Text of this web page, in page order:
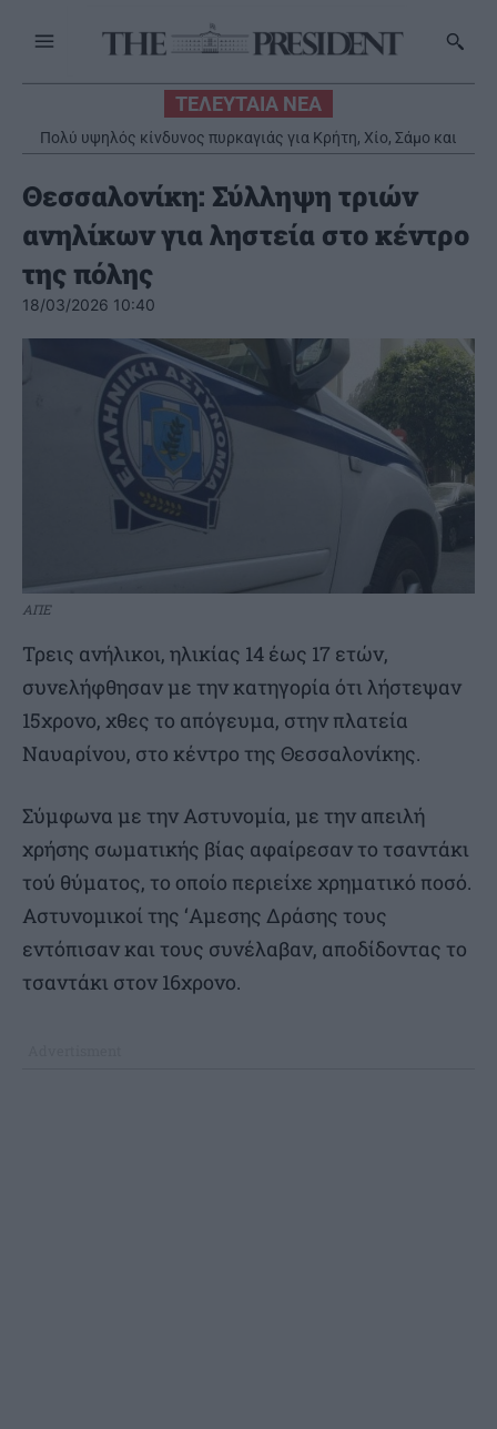
ΤΕΛΕΥΤΑΙΑ ΝΕΑ
Πολύ υψηλός κίνδυνος πυρκαγιάς για Κρήτη, Χίο, Σάμο και
Ικαρία – Σε «Red Code» παραμένει η Αττική
Θεσσαλονίκη: Σύλληψη τριών
ανηλίκων για ληστεία στο κέντρο
της πόλης
18/03/2026 10:40
ΑΠΕ
Τρεις ανήλικοι, ηλικίας 14 έως 17 ετών,
συνελήφθησαν με την κατηγορία ότι λήστεψαν
15χρονο, χθες το απόγευμα, στην πλατεία
Ναυαρίνου, στο κέντρο της Θεσσαλονίκης.
Σύμφωνα με την Αστυνομία, με την απειλή
χρήσης σωματικής βίας αφαίρεσαν το τσαντάκι
τού θύματος, το οποίο περιείχε χρηματικό ποσό.
Αστυνομικοί της ‘Αμεσης Δράσης τους
εντόπισαν και τους συνέλαβαν, αποδίδοντας το
τσαντάκι στον 16χρονο.